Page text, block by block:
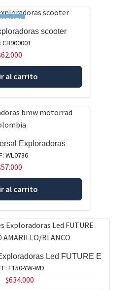
scooter
CB900001
62.000
al carrito
Exploradoras
WL0736
57.000
al carrito
Led FUTURE E
F150-YW-WD
$634.000